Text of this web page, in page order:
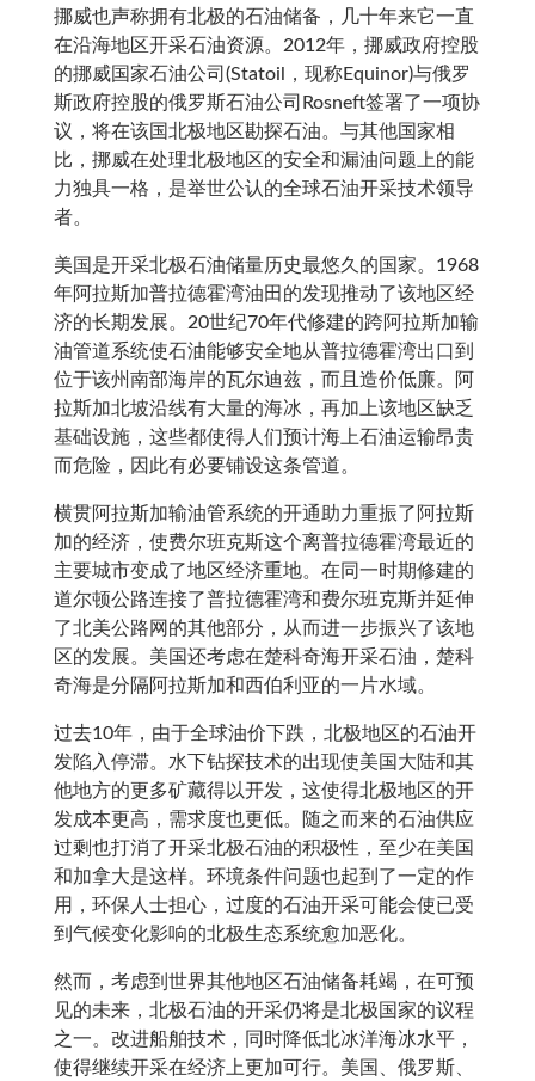
挪威也声称拥有北极的石油储备，几十年来它一直
在沿海地区开采石油资源。2012年，挪威政府控股
的挪威国家石油公司(Statoil，现称Equinor)与俄罗
斯政府控股的俄罗斯石油公司Rosneft签署了一项协
议，将在该国北极地区勘探石油。与其他国家相
比，挪威在处理北极地区的安全和漏油问题上的能
力独具一格，是举世公认的全球石油开采技术领导
者。
美国是开采北极石油储量历史最悠久的国家。1968
年阿拉斯加普拉德霍湾油田的发现推动了该地区经
济的长期发展。20世纪70年代修建的跨阿拉斯加输
油管道系统使石油能够安全地从普拉德霍湾出口到
位于该州南部海岸的瓦尔迪兹，而且造价低廉。阿
拉斯加北坡沿线有大量的海冰，再加上该地区缺乏
基础设施，这些都使得人们预计海上石油运输昂贵
而危险，因此有必要铺设这条管道。
横贯阿拉斯加输油管系统的开通助力重振了阿拉斯
加的经济，使费尔班克斯这个离普拉德霍湾最近的
主要城市变成了地区经济重地。在同一时期修建的
道尔顿公路连接了普拉德霍湾和费尔班克斯并延伸
了北美公路网的其他部分，从而进一步振兴了该地
区的发展。美国还考虑在楚科奇海开采石油，楚科
奇海是分隔阿拉斯加和西伯利亚的一片水域。
过去10年，由于全球油价下跌，北极地区的石油开
发陷入停滞。水下钻探技术的出现使美国大陆和其
他地方的更多矿藏得以开发，这使得北极地区的开
发成本更高，需求度也更低。随之而来的石油供应
过剩也打消了开采北极石油的积极性，至少在美国
和加拿大是这样。环境条件问题也起到了一定的作
用，环保人士担心，过度的石油开采可能会使已受
到气候变化影响的北极生态系统愈加恶化。
然而，考虑到世界其他地区石油储备耗竭，在可预
见的未来，北极石油的开采仍将是北极国家的议程
之一。改进船舶技术，同时降低北冰洋海冰水平，
使得继续开采在经济上更加可行。美国、俄罗斯、